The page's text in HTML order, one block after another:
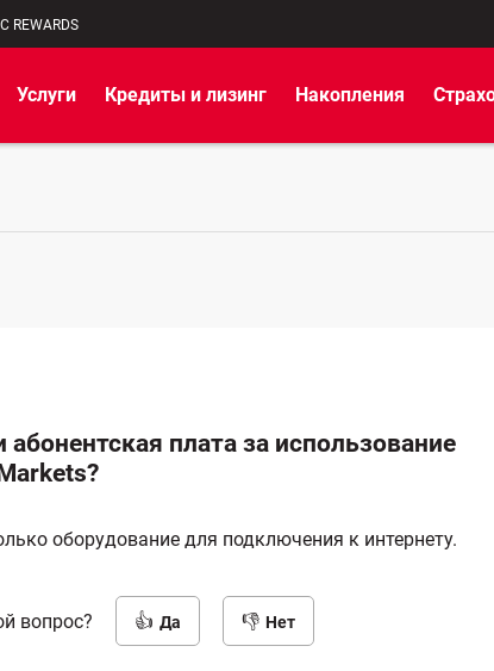
C REWARDS
Услуги Кредиты и лизинг Накопления
плата за использование
оборудование для подключения к интернету.
вопрос? Да Нет